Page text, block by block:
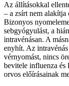
Az állításokkal
– a zsírt nem alakítja
Bizonyos
sebgyógyulást, a
intravénásan. A
enyhít. Az
vérnyomást, nincs
bevitele influenza és
orvos előírásainak